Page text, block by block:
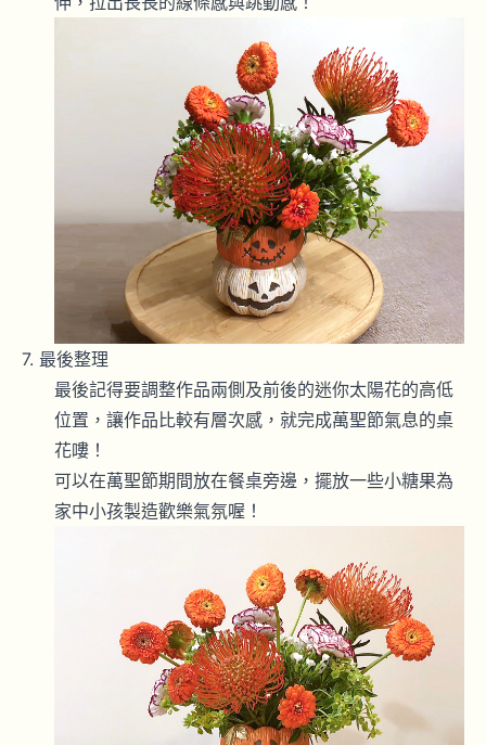
最後整理
最後記得要調整作品兩側及前後的迷你太陽花的高低
位置，讓作品比較有層次感，就完成萬聖節氣息的桌
花嘍！
可以在萬聖節期間放在餐桌旁邊，擺放一些小糖果為
家中小孩製造歡樂氣氛喔！